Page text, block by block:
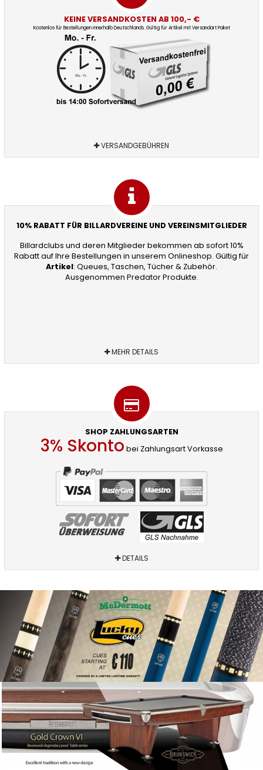
KEINE VERSANDKOSTEN AB 100,- €
Kostenlos für Bestellungen innerhalb Deutschlands. Gültig für Artikel mit Versandart Paket
VERSANDGEBÜHREN
10% RABATT FÜR BILLARDVEREINE UND VEREINSMITGLIEDER
Billardclubs und deren Mitglieder bekommen ab sofort 10%
Rabatt auf Ihre Bestellungen in unserem Onlineshop. Gültig für
Artikel: Queues, Taschen, Tücher & Zubehör.
Ausgenommen Predator Produkte.
MEHR DETAILS
SHOP ZAHLUNGSARTEN
3% Skonto bei Zahlungsart Vorkasse
DETAILS